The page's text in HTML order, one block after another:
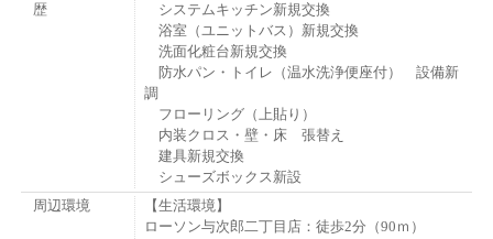
歴
システムキッチン新規交換
浴室（ユニットバス）新規交換
洗面化粧台新規交換
防水パン・トイレ（温水洗浄便座付） 設備新
調
フローリング（上貼り）
内装クロス・壁・床 張替え
建具新規交換
シューズボックス新設
周辺環境
【生活環境】
ローソン与次郎二丁目店：徒歩2分（90ｍ）